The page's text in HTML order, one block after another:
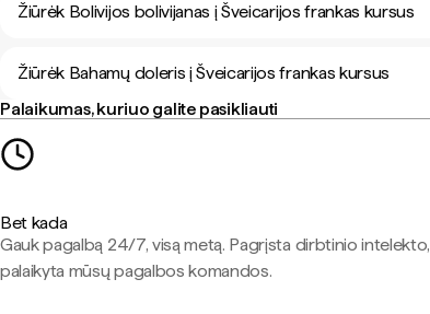
Žiūrėk Bolivijos bolivijanas į Šveicarijos frankas kursus
Žiūrėk Bahamų doleris į Šveicarijos frankas kursus
Palaikumas, kuriuo galite pasikliauti
Bet kada
Gauk pagalbą 24/7, visą metą. Pagrįsta dirbtinio intelekto,
palaikyta mūsų pagalbos komandos.